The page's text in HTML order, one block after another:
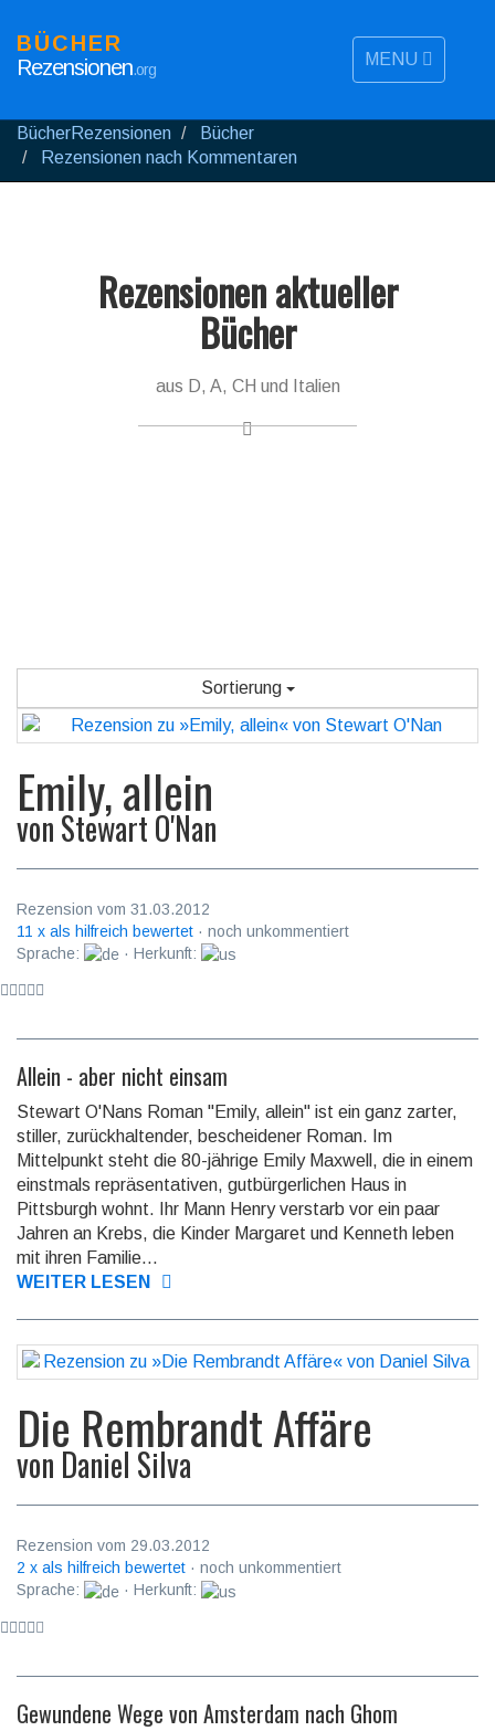
MENU
BÜCHER
Rezensionen.org
BücherRezensionen
Bücher
Rezensionen nach Kommentaren
Rezensionen aktueller
Bücher
aus D, A, CH und Italien
Sortierung
Emily, allein
vonStewart O'Nan
Rezension vom 31.03.2012
11 x als hilfreich bewertet · noch unkommentiert
Sprache:
· Herkunft:
Allein - aber nicht einsam
Stewart O'Nans Roman "Emily, allein" ist ein ganz zarter,
stiller, zurückhaltender, bescheidener Roman. Im
Mittelpunkt steht die 80-jährige Emily Maxwell, die in einem
einstmals repräsentativen, gutbürgerlichen Haus in
Pittsburgh wohnt. Ihr Mann Henry verstarb vor ein paar
Jahren an Krebs, die Kinder Margaret und Kenneth leben
mit ihren Familie...
WEITER LESEN
Die Rembrandt Affäre
von Daniel Silva
Rezension vom 29.03.2012
2 x als hilfreich bewertet · noch unkommentiert
Sprache:
· Herkunft:
Gewundene Wege von Amsterdam nach Ghom